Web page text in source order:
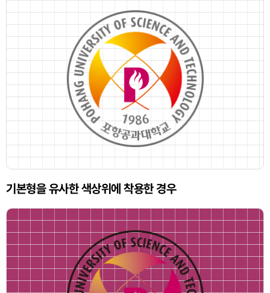
기본형을 유사한 색상위에 착용한 경우